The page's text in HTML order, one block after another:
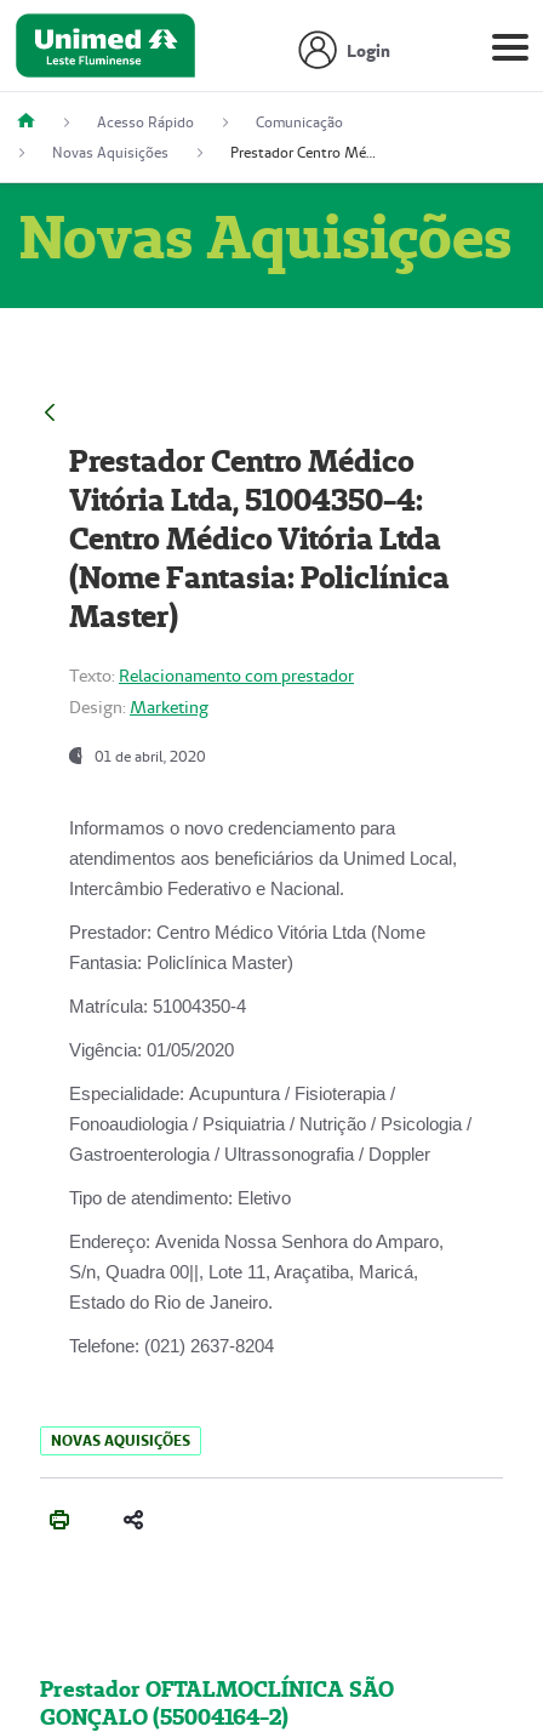
Login
Acesso Rápido
Comunicação
Novas Aquisições
Prestador Centro Médico Vitória Ltda, 51004350-4: Centro Médico Vitória Ltda (Nome Fantasia: Policlínica Master)
Novas Aquisições
Prestador Centro Médico
Vitória Ltda, 51004350-4:
Centro Médico Vitória Ltda
(Nome Fantasia: Policlínica
Master)
Texto: Relacionamento com prestador
Design: Marketing
01 de abril, 2020
Informamos o novo credenciamento para
atendimentos aos beneficiários da Unimed Local,
Intercâmbio Federativo e Nacional.
Prestador: Centro Médico Vitória Ltda (Nome
Fantasia: Policlínica Master)
Matrícula: 51004350-4
Vigência: 01/05/2020
Especialidade: Acupuntura / Fisioterapia /
Fonoaudiologia / Psiquiatria / Nutrição / Psicologia /
Gastroenterologia / Ultrassonografia / Doppler
Tipo de atendimento: Eletivo
Endereço: Avenida Nossa Senhora do Amparo,
S/n, Quadra 00||, Lote 11, Araçatiba, Maricá,
Estado do Rio de Janeiro.
Telefone: (021) 2637-8204
NOVAS AQUISIÇÕES
Prestador OFTALMOCLÍNICA SÃO
GONÇALO (55004164-2)